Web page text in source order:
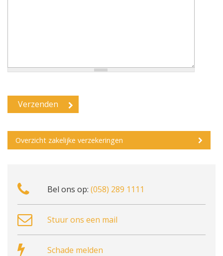
Overzicht zakelijke verzekeringen
Bel ons op: (058) 289 1111
Stuur ons een mail
Schade melden